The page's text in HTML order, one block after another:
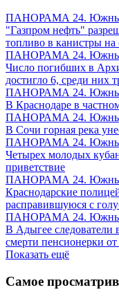
ПАНОРАМА 24.
"Газпром нефть"
топливо в канистры на
ПАНОРАМА 24.
Число погибших в
достигло 6, среди них
ПАНОРАМА 24.
В Краснодаре в
ПАНОРАМА 24.
В Сочи горная река
ПАНОРАМА 24.
Четырех молодых
приветствие
ПАНОРАМА 24.
Краснодарские
расправившуюся с
ПАНОРАМА 24.
В Адыгее следователи
смерти пенсионерки
Показать ещё
Самое